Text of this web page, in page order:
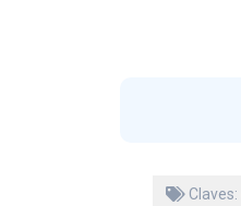
Claves: